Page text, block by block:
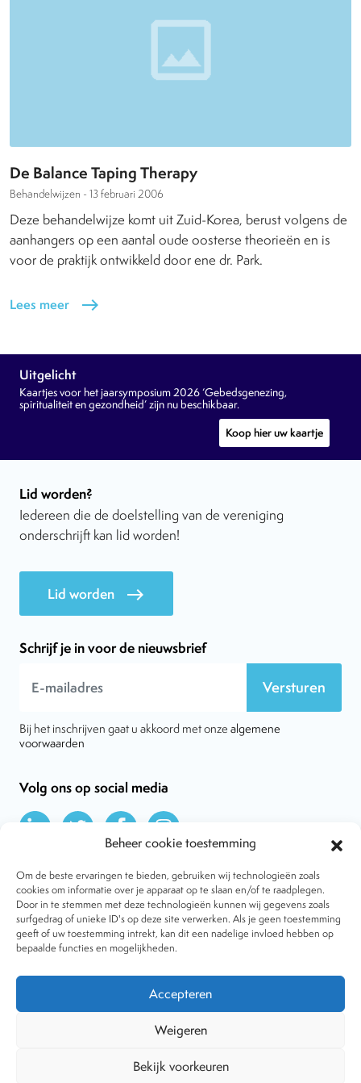
Beheer cookie toestemming
Om de beste ervaringen te bieden, gebruiken wij technologieën zoals
cookies om informatie over je apparaat op te slaan en/of te raadplegen.
Door in te stemmen met deze technologieën kunnen wij gegevens zoals
surfgedrag of unieke ID's op deze site verwerken. Als je geen toestemming
geeft of uw toestemming intrekt, kan dit een nadelige invloed hebben op
bepaalde functies en mogelijkheden.
Accepteren
Weigeren
Bekijk voorkeuren
De Balance Taping Therapy
Behandelwijzen - 13 februari 2006
Deze behandelwijze komt uit Zuid-Korea, berust volgens de
aanhangers op een aantal oude oosterse theorieën en is
voor de praktijk ontwikkeld door ene dr. Park.
Lees meer east
Uitgelicht
Kaartjes voor het jaarsymposium 2026 ‘Gebedsgenezing,
spiritualiteit en gezondheid’ zijn nu beschikbaar.
Koop hier uw kaartje
Lid worden?
Iedereen die de doelstelling van de vereniging
onderschrijft kan lid worden!
Lid worden east
Schrijf je in voor de nieuwsbrief
Versturen
Bij het inschrijven gaat u akkoord met onze algemene
voorwaarden
Volg ons op social media
Over VtdK
Contact
Nieuws
Behandelwijzen
Dossiers
Tijdschrift
Copyright © 2001-2026 Vereniging tegen de Kwakzalverij. Alle